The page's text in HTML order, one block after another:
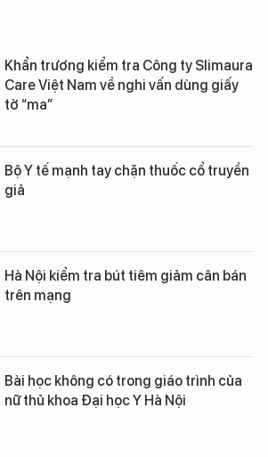
Khẩn trương kiểm tra Công ty Slimaura
Care Việt Nam về nghi vấn dùng giấy
tờ “ma”
Bộ Y tế mạnh tay chặn thuốc cổ truyền
giả
Hà Nội kiểm tra bút tiêm giảm cân bán
trên mạng
Bài học không có trong giáo trình của
nữ thủ khoa Đại học Y Hà Nội